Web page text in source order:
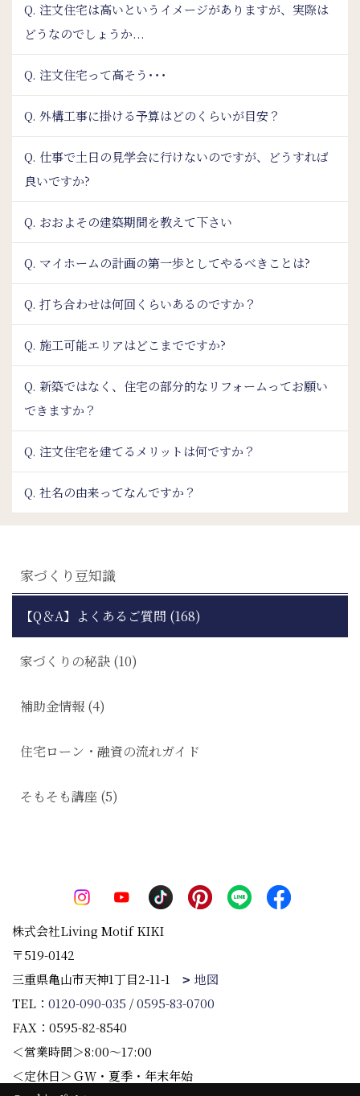
Q. 注文住宅は高いというイメージがありますが、実際は
どうなのでしょうか...
Q. 注文住宅って高そう･･･
Q. 外構工事に掛ける予算はどのくらいが目安？
Q. 仕事で土日の見学会に行けないのですが、どうすれば
良いですか?
Q. おおよその建築期間を教えて下さい
Q. マイホームの計画の第一歩としてやるべきことは?
Q. 打ち合わせは何回くらいあるのですか？
Q. 施工可能エリアはどこまでですか?
Q. 新築ではなく、住宅の部分的なリフォームってお願い
できますか？
Q. 注文住宅を建てるメリットは何ですか？
Q. 社名の由来ってなんですか？
家づくり豆知識
【Q＆A】よくあるご質問 (168)
家づくりの秘訣 (10)
補助金情報 (4)
住宅ローン・融資の流れガイド
そもそも講座 (5)
株式会社Living Motif KIKI
〒519-0142
三重県亀山市天神1丁目2-11-1
地図
TEL： 0120-090-035 /0595-83-0700
FAX：0595-82-8540
＜営業時間＞8:00～17:00
＜定休日＞ＧＷ・夏季・年末年始